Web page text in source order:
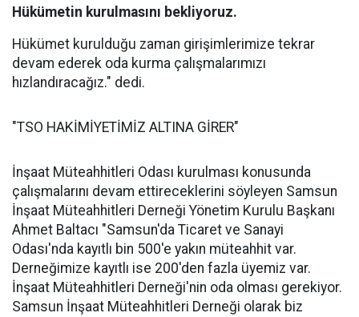
Hükümetin kurulmasını bekliyoruz.
Hükümet kurulduğu zaman girişimlerimize tekrar
devam ederek oda kurma çalışmalarımızı
hızlandıracağız." dedi.
"TSO HAKİMİYETİMİZ ALTINA GİRER"
İnşaat Müteahhitleri Odası kurulması konusunda
çalışmalarını devam ettireceklerini söyleyen Samsun
İnşaat Müteahhitleri Derneği Yönetim Kurulu Başkanı
Ahmet Baltacı "Samsun'da Ticaret ve Sanayi
Odası'nda kayıtlı bin 500'e yakın müteahhit var.
Derneğimize kayıtlı ise 200'den fazla üyemiz var.
İnşaat Müteahhitleri Derneği'nin oda olması gerekiyor.
Samsun İnşaat Müteahhitleri Derneği olarak biz